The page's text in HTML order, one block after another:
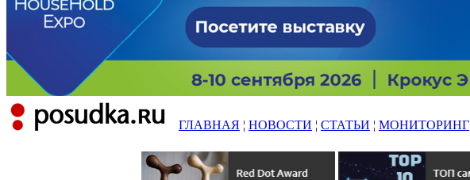
ГЛАВНАЯ ¦ НОВОСТИ ¦ СТАТЬИ ¦ МОНИТОРИНГ